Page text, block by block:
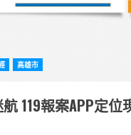
高雄市
119報案APP定位